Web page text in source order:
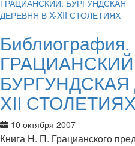
XII
10 октября 2007
Книга Н. П. Грацианского